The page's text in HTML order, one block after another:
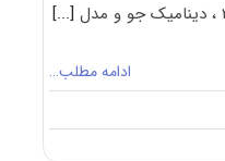
[...]
ادامه مطلب…